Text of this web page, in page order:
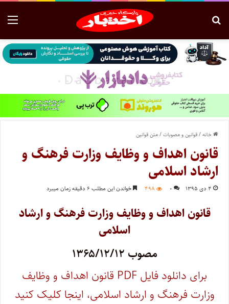
خانه/قوانین و مصوبات/متن قوانین
قانون اهداف و وظایف وزارت فرهنگ و
ارشاد اسلامی
۴ دی ۱۳۹۵ ۰ ۴۹۸ خواندن این مطلب ۶ دقیقه زمان میبرد
قانون اهداف و وظایف وزارت فرهنگ و ارشاد
اسلامی
مصوب ۱۳۶۵/۱۲/۱۲
برای دانلود فایل PDF‌ ‌‌قانون اهداف و وظایف
وزارت فرهنگ و ارشاد اسلامی، اینجا کلیک کنید